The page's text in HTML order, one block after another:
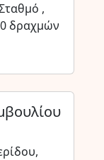
,
δραχμών